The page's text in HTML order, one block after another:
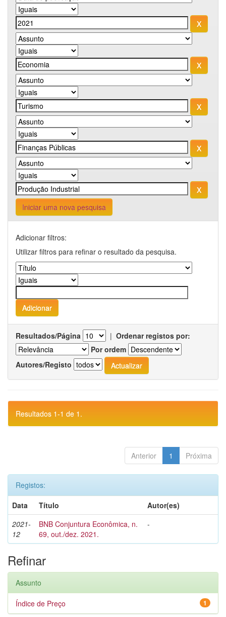
Iniciar uma nova pesquisa
Adicionar filtros:
Utilizar filtros para refinar o resultado da pesquisa.
Resultados/Página | Ordenar registos por:
Por ordem
Autores/Registo
Resultados 1-1 de 1.
Anterior 1 Próxima
Registos:
Data
Título
Autor(es)
2021-
12
BNB Conjuntura Econômica, n.
69, out./dez. 2021.
-
Refinar
Assunto
1
Índice de Preço